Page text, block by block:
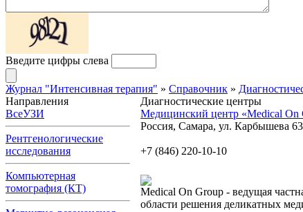
Введите цифры слева
Журнал "Интенсивная терапия" » Справочник »
Направления
ВсеУЗИ
Рентгенологические
исследования
Компьютерная
томография (КТ)
Диагностические центры
Медицинский центр «Medical On
Россия, Самара, ул. Карбышева 63
+7 (846) 220-10-10
Medical On Group - ведущая
области решения деликатных